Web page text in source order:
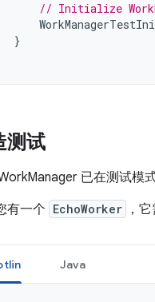
// Initialize
}
测试
已在测试模
有一个 EchoWorker ，
Java